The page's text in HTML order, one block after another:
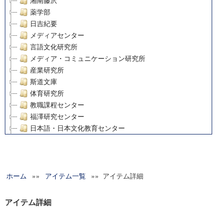
薬学部
日吉紀要
メディアセンター
言語文化研究所
メディア・コミュニケーション研究所
産業研究所
斯道文庫
体育研究所
教職課程センター
福澤研究センター
日本語・日本文化教育センター
グローバルリサーチインスティテュート
科学研究費補助金研究成果報告書
ホーム »» アイテム一覧 »» アイテム詳細
アイテム詳細